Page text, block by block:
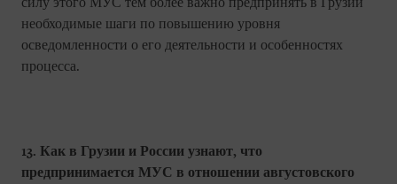
необходимые шаги по повышению уровня
осведомленности о его деятельности и особенностях
процесса.
13. Как в Грузии и России узнают, что
предпринимается МУС в отношении августовского